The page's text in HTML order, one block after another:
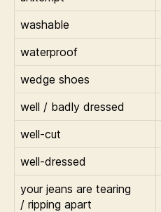
washable
waterproof
wedge shoes
well / badly dressed
well-cut
well-dressed
your jeans are tearing
/ ripping apart